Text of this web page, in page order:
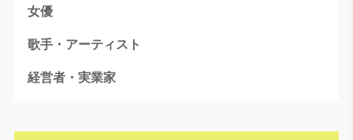
女優
歌手・アーティスト
経営者・実業家